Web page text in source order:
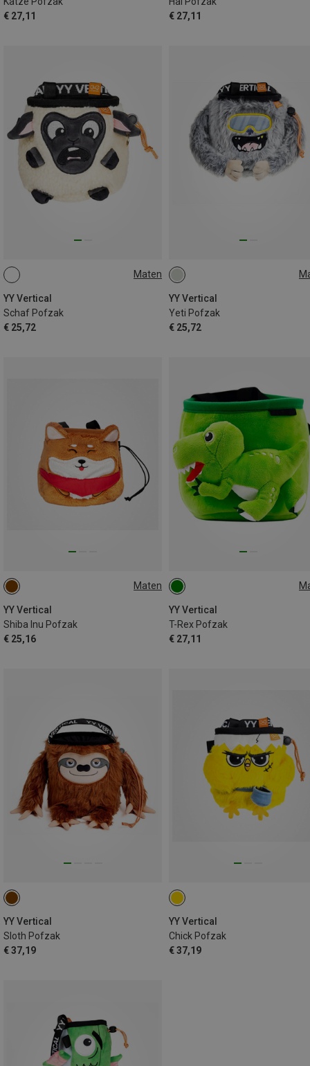
€ 27,11
€ 27,11
Maten
YY Vertical
Schaf Pofzak
€ 25,72
ONE SIZE
YY Vertical
Yeti Pofzak
€ 25,72
ONE SIZE
Maten
YY Vertical
Shiba Inu Pofzak
€ 25,16
ONE SIZE
YY Vertical
T-Rex Pofzak
€ 27,11
ONE SIZE
YY Vertical
Sloth Pofzak
€ 37,19
YY Vertical
Chick Pofzak
€ 37,19